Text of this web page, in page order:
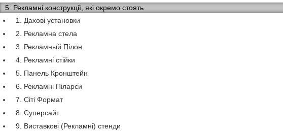
5. Рекламні конструкції, які окремо стоять
1. Дахові установки
2. Рекламна стела
3. Рекламный Пілон
4. Рекламні стійки
5. Панель Кронштейн
6. Рекламні Піларси
7. Сіті Формат
8. Суперсайт
9. Виставкові (Рекламні) стенди